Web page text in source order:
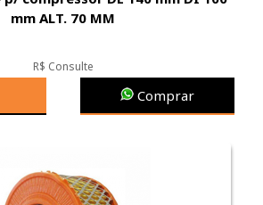
mm ALT. 70 MM
R$ Consulte
Comprar